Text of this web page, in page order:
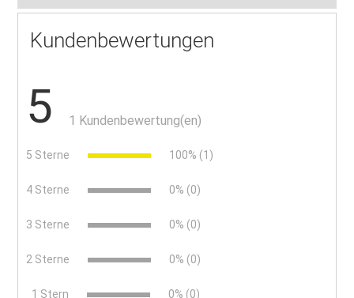
Kundenbewertungen
5 1 Kundenbewertung(en)
5 Sterne 100% (1)
4 Sterne 0% (0)
3 Sterne 0% (0)
2 Sterne 0% (0)
1 Stern 0% (0)